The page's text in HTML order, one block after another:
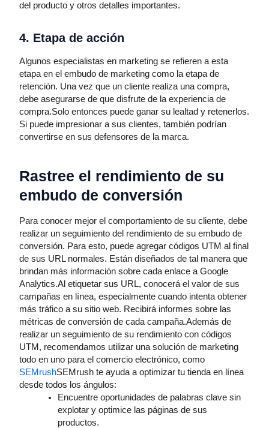
del producto y otros detalles importantes.
4. Etapa de acción
Algunos especialistas en marketing se refieren a esta
etapa en el embudo de marketing como la etapa de
retención. Una vez que un cliente realiza una compra,
debe asegurarse de que disfrute de la experiencia de
compra.Solo entonces puede ganar su lealtad y retenerlos.
Si puede impresionar a sus clientes, también podrían
convertirse en sus defensores de la marca.
Rastree el rendimiento de su
embudo de conversión
Para conocer mejor el comportamiento de su cliente, debe
realizar un seguimiento del rendimiento de su embudo de
conversión. Para esto, puede agregar códigos UTM al final
de sus URL normales. Están diseñados de tal manera que
brindan más información sobre cada enlace a Google
Analytics.Al etiquetar sus URL, conocerá el valor de sus
campañas en línea, especialmente cuando intenta obtener
más tráfico a su sitio web. Recibirá informes sobre las
métricas de conversión de cada campaña.Además de
realizar un seguimiento de su rendimiento con códigos
UTM, recomendamos utilizar una solución de marketing
todo en uno para el comercio electrónico, como
SEMrushSEMrush te ayuda a optimizar tu tienda en línea
desde todos los ángulos:
Encuentre oportunidades de palabras clave sin
explotar y optimice las páginas de sus
productos.